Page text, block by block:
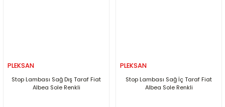
PLEKSAN
Stop Lambası Sağ Dış Taraf Fiat
Albea Sole Renkli
PLEKSAN
Stop Lambası Sağ İç Taraf Fiat
Albea Sole Renkli